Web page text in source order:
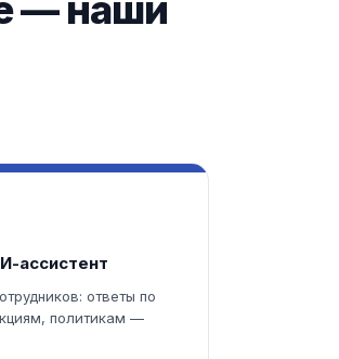
— наши
ассистент
ответы по
политикам —